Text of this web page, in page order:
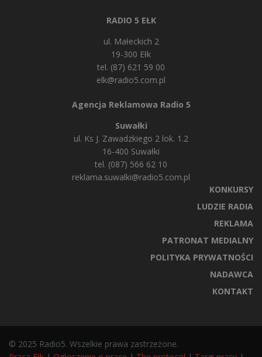
RADIO 5 EŁK
ul. Małeckich 2
19-300 Ełk
tel. (87) 621 59 00
elk@radio5.com.pl
Agencja Reklamowa Radio 5
Suwałki
ul. Ks J. Zawadzkiego 2 lok. 1.2
16-400 Suwałki
tel. (087) 566 62 10
reklama.suwalki@radio5.com.pl
KONKURSY
LUDZIE RADIA
REKLAMA
PATRONAT MEDIALNY
POLITYKA PRYWATNOŚCI
NADAWCA
KONTAKT
© 2025 Radio5. Wszelkie prawa zastrzeżone.